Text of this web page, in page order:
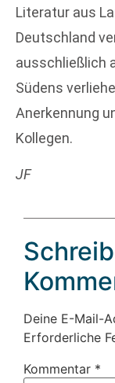
Literatur aus
Deutschland
ausschließlich
Südens
Anerkennung
Kollegen.
JF
Deine E-Mail-
Erforderliche
Kommentar *